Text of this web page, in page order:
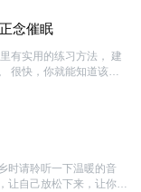
念催眠
有这样的感知能力，我们
观察一下学走路的儿童，
能给我们带来令人惊叹的
、被删改的、被封锁的及
时请聆听一下温暖的音
让自己放松下来，让你拥